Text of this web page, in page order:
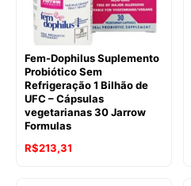
Fem-Dophilus Suplemento
Probiótico Sem
Refrigeração 1 Bilhão de
UFC – Cápsulas
vegetarianas 30 Jarrow
Formulas
R$213,31